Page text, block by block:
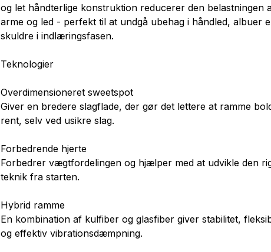
og let håndterlige konstruktion reducerer den belastningen
arme og led - perfekt til at undgå ubehag i håndled, albuer
skuldre i indlæringsfasen.
Teknologier
Overdimensioneret sweetspot
Giver en bredere slagflade, der gør det lettere at ramme
rent, selv ved usikre slag.
Forbedrende hjerte
Forbedrer vægtfordelingen og hjælper med at udvikle den
teknik fra starten.
Hybrid ramme
En kombination af kulfiber og glasfiber giver stabilitet,
og effektiv vibrationsdæmpning.